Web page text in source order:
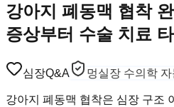
강아지 폐동맥 협착
증상부터 수술 치료
심장Q&A 멍실장 수의학
강아지 폐동맥 협착은 심장 구조